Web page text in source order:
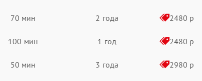
70 мин 2 года 2480 р
100 мин 1 год 2480 р
50 мин 3 года 2980 р